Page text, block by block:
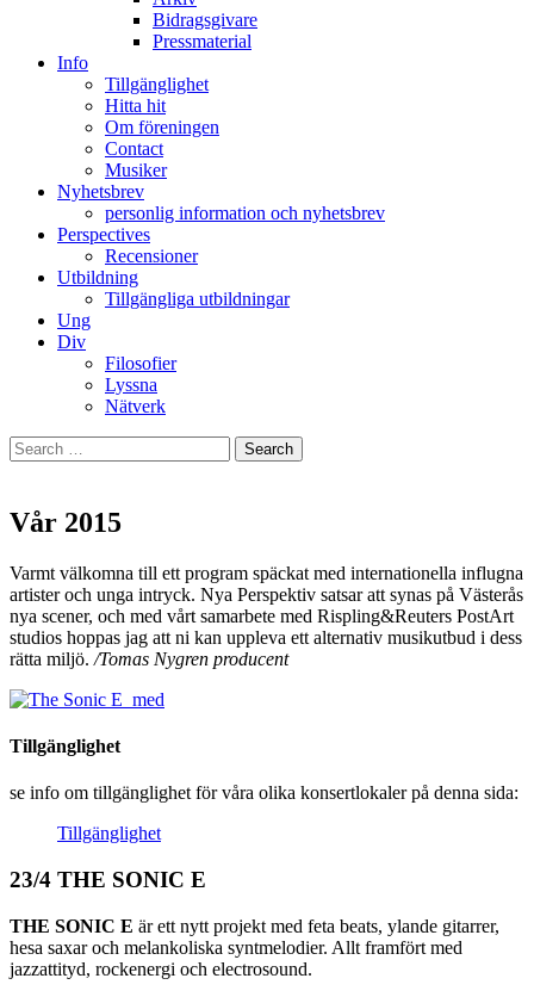
Bidragsgivare
Pressmaterial
Info
Tillgänglighet
Hitta hit
Om föreningen
Contact
Musiker
Nyhetsbrev
personlig information och nyhetsbrev
Perspectives
Recensioner
Utbildning
Tillgängliga utbildningar
Ung
Div
Filosofier
Lyssna
Nätverk
Search
for:
Vår 2015
Varmt välkomna till ett program späckat med internationella influgna
artister och unga intryck. Nya Perspektiv satsar att synas på Västerås
nya scener, och med vårt samarbete med Rispling&Reuters PostArt
studios hoppas jag att ni kan uppleva ett alternativ musikutbud i dess
rätta miljö. /Tomas Nygren producent
Tillgänglighet
se info om tillgänglighet för våra olika konsertlokaler på denna sida:
Tillgänglighet
23/4 THE SONIC E
THE SONIC E är ett nytt projekt med feta beats, ylande gitarrer,
hesa saxar och melankoliska syntmelodier. Allt framfört med
jazzattityd, rockenergi och electrosound.